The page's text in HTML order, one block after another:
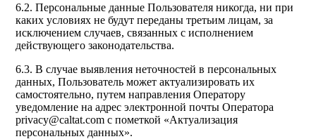
6.2. Персональные данные Пользователя никогда, ни при
каких условиях не будут переданы третьим лицам, за
исключением случаев, связанных с исполнением
действующего законодательства.
6.3. В случае выявления неточностей в персональных
данных, Пользователь может актуализировать их
самостоятельно, путем направления Оператору
уведомление на адрес электронной почты Оператора
privacy@caltat.com с пометкой «Актуализация
персональных данных».